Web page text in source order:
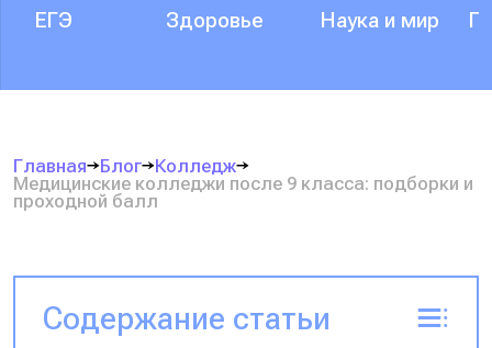
ЕГЭ Здоровье Наука и мир
Главная Блог
Колледж
Медицинские колледжи после 9 класса: подборки и
проходной балл
Содержание статьи